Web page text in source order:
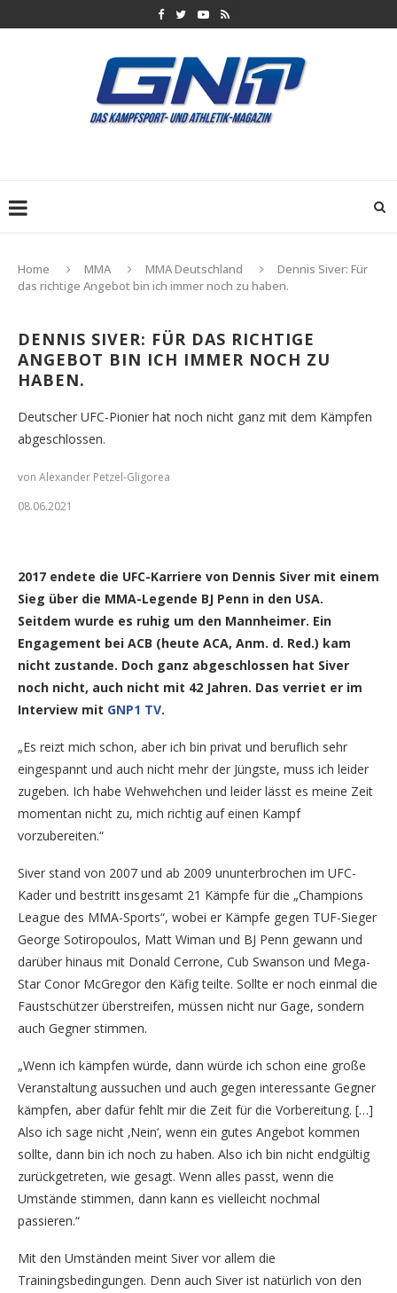
Home MMA MMA Deutschland
Dennis Siver: Für
das richtige Angebot bin ich immer noch zu haben.
DENNIS SIVER: FÜR DAS RICHTIGE
ANGEBOT BIN ICH IMMER NOCH ZU
HABEN.
Deutscher UFC-Pionier hat noch nicht ganz mit dem Kämpfen
abgeschlossen.
von Alexander Petzel-Gligorea
08.06.2021Dennis Siver mit Zafar Mohsen (Foto: Alexander Petzel-
2017 endete die UFC-Karriere von Dennis Siver mit einem
Sieg über die MMA-Legende BJ Penn in den USA.
Seitdem wurde es ruhig um den Mannheimer. Ein
Engagement bei ACB (heute ACA, Anm. d. Red.) kam
nicht zustande. Doch ganz abgeschlossen hat Siver
noch nicht, auch nicht mit 42 Jahren. Das verriet er im
Interview mit GNP1 TV.
„Es reizt mich schon, aber ich bin privat und beruflich sehr
eingespannt und auch nicht mehr der Jüngste, muss ich leider
zugeben. Ich habe Wehwehchen und leider lässt es meine Zeit
momentan nicht zu, mich richtig auf einen Kampf
vorzubereiten.“
Siver stand von 2007 und ab 2009 ununterbrochen im UFC-
Kader und bestritt insgesamt 21 Kämpfe für die „Champions
League des MMA-Sports“, wobei er Kämpfe gegen TUF-Sieger
George Sotiropoulos, Matt Wiman und BJ Penn gewann und
darüber hinaus mit Donald Cerrone, Cub Swanson und Mega-
Star Conor McGregor den Käfig teilte. Sollte er noch einmal die
Faustschützer überstreifen, müssen nicht nur Gage, sondern
auch Gegner stimmen.
„Wenn ich kämpfen würde, dann würde ich schon eine große
Veranstaltung aussuchen und auch gegen interessante Gegner
kämpfen, aber dafür fehlt mir die Zeit für die Vorbereitung. […]
Also ich sage nicht ‚Nein‘, wenn ein gutes Angebot kommen
sollte, dann bin ich noch zu haben. Also ich bin nicht endgültig
zurückgetreten, wie gesagt. Wenn alles passt, wenn die
Umstände stimmen, dann kann es vielleicht nochmal
passieren.“
Mit den Umständen meint Siver vor allem die
Trainingsbedingungen. Denn auch Siver ist natürlich von den